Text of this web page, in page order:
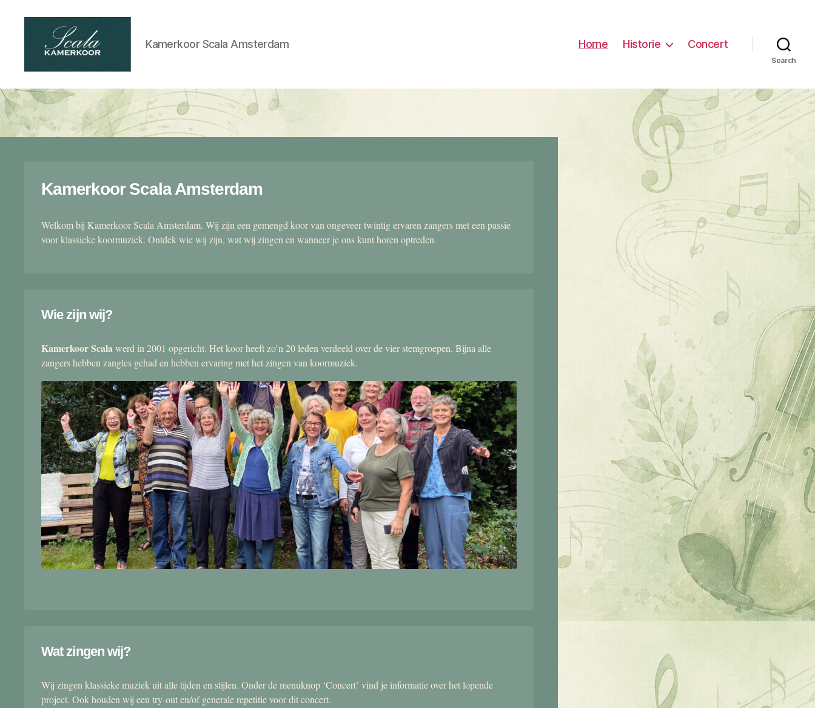
kamerkoor
Kamerkoor Scala Amsterdam Home Historie Concert
Search
Kamerkoor Scala Amsterdam
Welkom bij Kamerkoor Scala Amsterdam. Wij zijn een gemengd koor van ongeveer twintig ervaren zangers met een passie
voor klassieke koormuziek. Ontdek wie wij zijn, wat wij zingen en wanneer je ons kunt horen optreden.
Wie zijn wij?
Kamerkoor Scalawerd in 2001 opgericht. Het koor heeft zo’n 20 leden verdeeld over de vier stemgroepen. Bijna alle
zangers hebben zangles gehad en hebben ervaring met het zingen van koormuziek.
Wat zingen wij?
Wij zingen klassieke muziek uit alle tijden en stijlen. Onder de menuknop ‘Concert’ vind je informatie over het lopende
project. Ook houden wij een try-out en/of generale repetitie voor dit concert.